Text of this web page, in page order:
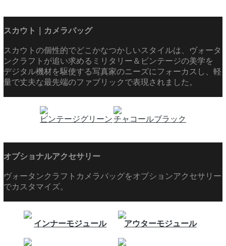
スカウト｜カメラバッグ
スカウトの個性的でどこかなつかしいスタイルは、ヴォータ
ンクラフトが追い求めるミリタリー＆ビンテージの美学を
デジタル機材を駆使する写真家のニーズにフォーカスし、軽
量で丈夫な最先端のファブリックで表現されました。
ビンテージグリーンチャコールブラック
オプショナルアクセサリー
ヴォータンクラフトカメラバッグをオプションアクセサリー
でカスタマイズ。
インナーモジュール アウターモジュール